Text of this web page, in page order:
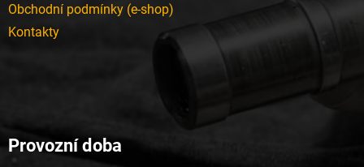
Obchodní podmínky (e-shop)
Kontakty
Provozní doba